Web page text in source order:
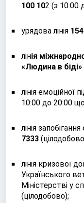
100 102 (з 10:00
урядова лінія
лінія
«Людина в біді»
лінія
10:00 до 20:00
лінія
7333
лінія кризової
Українського
Міністерстві у
(цілодобово);